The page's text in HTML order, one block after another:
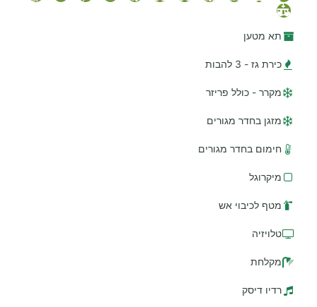
תא מטען
כירת גז - 3 להבות
מקרר - כולל פריזר
מזגן בחדר מגורים
חימום בחדר מגורים
מיקרוגל
מטף לכיבוי אש
טלויזיה
מקלחת
רדיו דיסק